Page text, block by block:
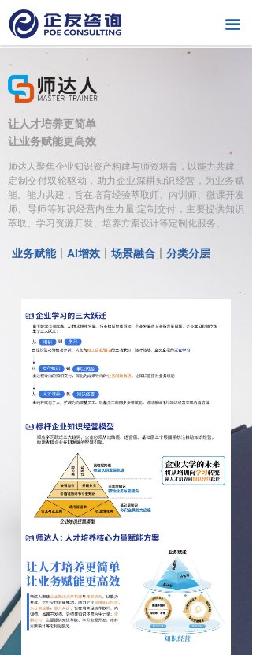
끀
让人才培养更简单
让业务赋能更高效
师达人聚焦企业知识资产构建与师资培育，以能力共建、
定制交付双轮驱动，助力企业深耕知识经营，为业务赋
能。能力共建，旨在培育经验萃取师、内训师、微课开发
师、导师等知识经营内生力量;定制交付，主要提供知识
萃取、学习资源开发、培养方案设计等定制化服务。
业务赋能丨 AI增效 场景融合 分类分层